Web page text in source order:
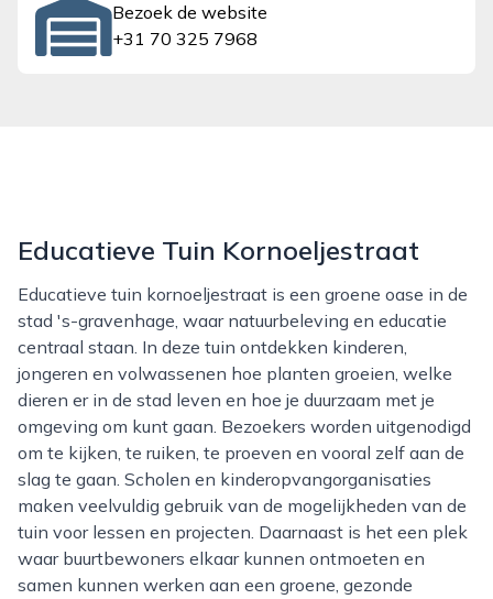
Bezoek de website
+31 70 325 7968
Educatieve Tuin Kornoeljestraat
Educatieve tuin kornoeljestraat is een groene oase in de
stad 's-gravenhage, waar natuurbeleving en educatie
centraal staan. In deze tuin ontdekken kinderen,
jongeren en volwassenen hoe planten groeien, welke
dieren er in de stad leven en hoe je duurzaam met je
omgeving om kunt gaan. Bezoekers worden uitgenodigd
om te kijken, te ruiken, te proeven en vooral zelf aan de
slag te gaan. Scholen en kinderopvangorganisaties
maken veelvuldig gebruik van de mogelijkheden van de
tuin voor lessen en projecten. Daarnaast is het een plek
waar buurtbewoners elkaar kunnen ontmoeten en
samen kunnen werken aan een groene, gezonde